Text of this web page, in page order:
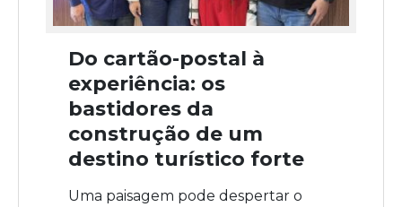
Do cartão-postal à
experiência: os
bastidores da
construção de um
destino turístico forte
Uma paisagem pode despertar o